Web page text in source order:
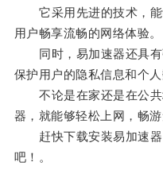
它采用先进的技术，能
用户畅享流畅的网络体验。
同时，易加速器还具有
保护用户的隐私信息和个
不论是在家还是在公共
器，就能够轻松上网，畅游
赶快下载安装易加速器
吧！。